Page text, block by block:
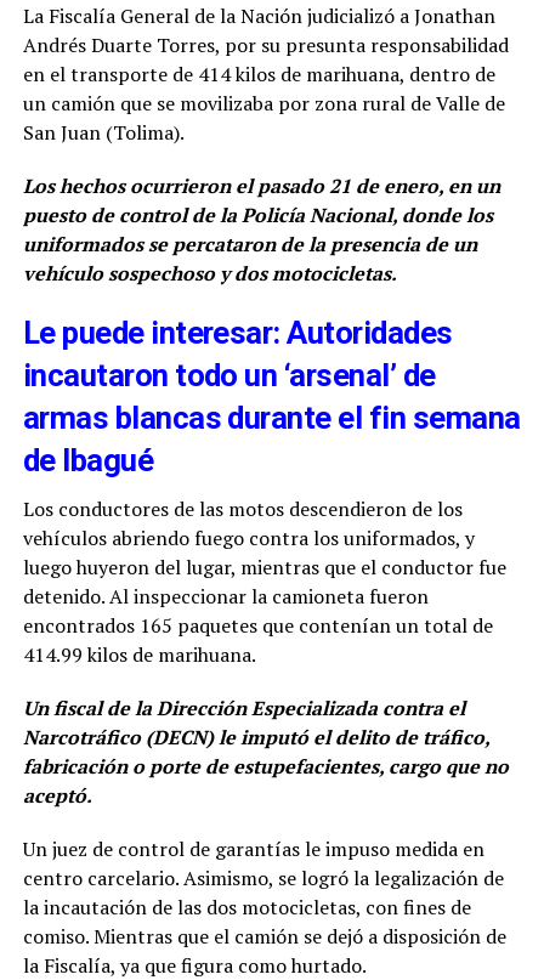
La Fiscalía General de la Nación judicializó a Jonathan
Andrés Duarte Torres, por su presunta responsabilidad
en el transporte de 414 kilos de marihuana, dentro de
un camión que se movilizaba por zona rural de Valle de
San Juan (Tolima).
Los hechos ocurrieron el pasado 21 de enero, en un
puesto de control de la Policía Nacional, donde los
uniformados se percataron de la presencia de un
vehículo sospechoso y dos motocicletas.
Le puede interesar: Autoridades
incautaron todo un ‘arsenal’ de
armas blancas durante el fin semana
de Ibagué
Los conductores de las motos descendieron de los
vehículos abriendo fuego contra los uniformados, y
luego huyeron del lugar, mientras que el conductor fue
detenido. Al inspeccionar la camioneta fueron
encontrados 165 paquetes que contenían un total de
414.99 kilos de marihuana.
Un fiscal de la Dirección Especializada contra el
Narcotráfico (DECN) le imputó el delito de tráfico,
fabricación o porte de estupefacientes, cargo que no
aceptó.
Un juez de control de garantías le impuso medida en
centro carcelario. Asimismo, se logró la legalización de
la incautación de las dos motocicletas, con fines de
comiso. Mientras que el camión se dejó a disposición de
la Fiscalía, ya que figura como hurtado.